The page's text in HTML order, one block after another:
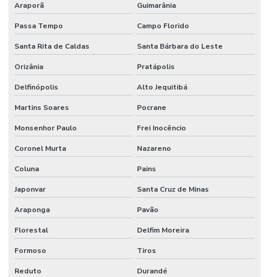
Araporã Guimarânia
Passa Tempo Campo Florido
Santa Rita de Caldas Santa Bárbara do Leste
Orizânia Pratápolis
Delfinópolis Alto Jequitibá
Martins Soares Pocrane
Monsenhor Paulo Frei Inocêncio
Coronel Murta Nazareno
Coluna Pains
Japonvar Santa Cruz de Minas
Araponga Pavão
Florestal Delfim Moreira
Formoso Tiros
Reduto Durandé